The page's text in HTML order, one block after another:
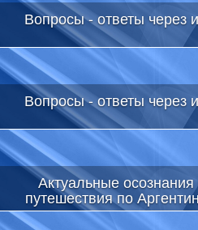
Вопросы - ответы через
Вопросы - ответы через
Актуальные
путешествия по